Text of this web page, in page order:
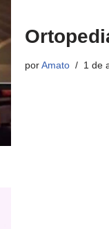
porAmato 1 de